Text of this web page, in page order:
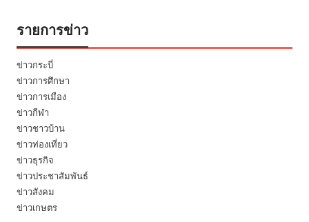
รายการข่าว
ข่าวกระบี่
ข่าวการศึกษา
ข่าวการเมือง
ข่าวกีฬา
ข่าวชาวบ้าน
ข่าวท่องเที่ยว
ข่าวธุรกิจ
ข่าวประชาสัมพันธ์
ข่าวสังคม
ข่าวเกษตร